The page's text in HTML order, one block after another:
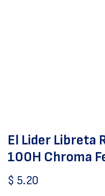
El Lider Libreta
100H Chroma
$ 5.20